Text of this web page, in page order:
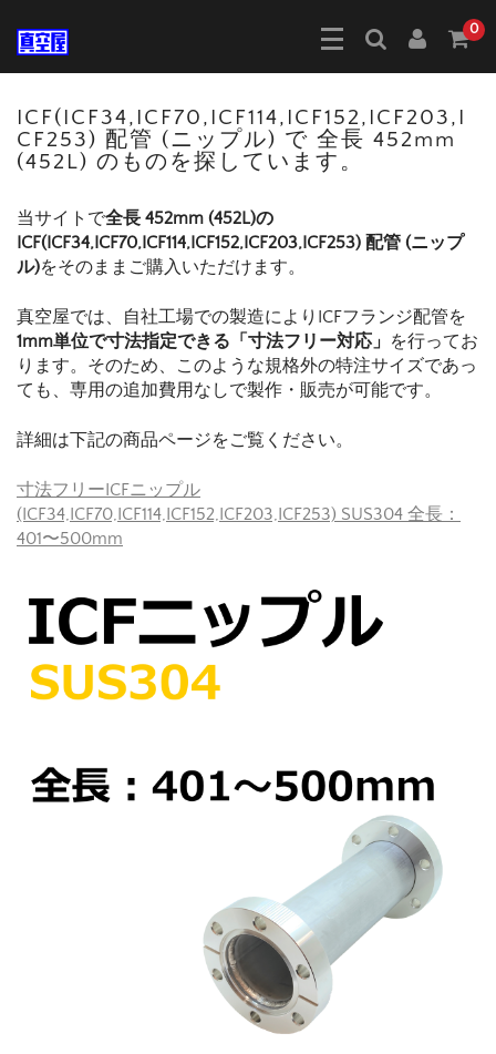
0
ICF(ICF34,ICF70,ICF114,ICF152,ICF203,I
CF253) 配管 (ニップル) で 全長 452mm
(452L) のものを探しています。
当サイトで全長 452mm (452L)の
ICF(ICF34,ICF70,ICF114,ICF152,ICF203,ICF253) 配管 (ニップ
ル)をそのままご購入いただけます。
真空屋では、自社工場での製造によりICFフランジ配管を
1mm単位で寸法指定できる「寸法フリー対応」 を行ってお
ります。そのため、このような規格外の特注サイズであっ
ても、専用の追加費用なしで製作・販売が可能です。
詳細は下記の商品ページをご覧ください。
寸法フリーICFニップル
(ICF34,ICF70,ICF114,ICF152,ICF203,ICF253) SUS304 全長：
401〜500mm